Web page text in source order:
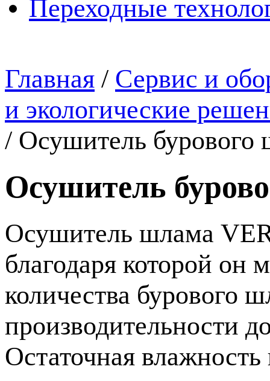
Переходные
Главная / Сервис и
и экологические
/ Осушитель бурового
Осушитель
Осушитель шлама
благодаря которой он
количества бурового
производительности
Остаточная